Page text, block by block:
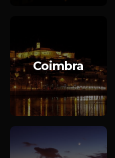
Coimbra